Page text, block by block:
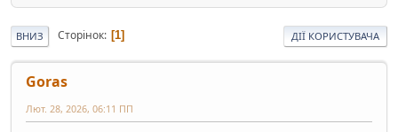
ВНИЗ Сторінок 1 ДІЇ КОРИСТУВАЧА
Goras
Лют. 28, 2026, 06:11 ПП